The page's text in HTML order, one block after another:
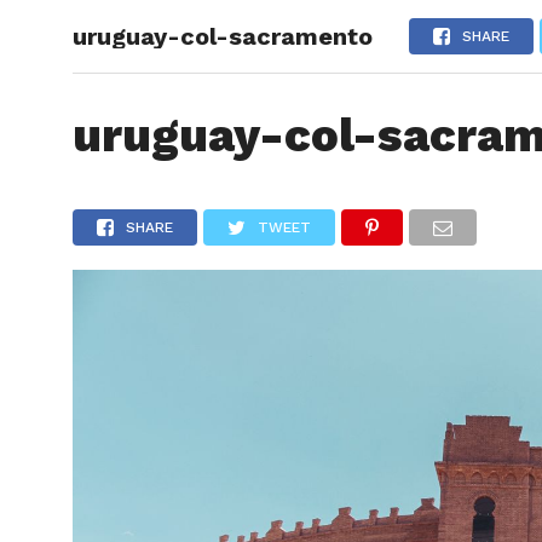
uruguay-col-sacramento SHARE
uruguay-col-
SHARE TWEET